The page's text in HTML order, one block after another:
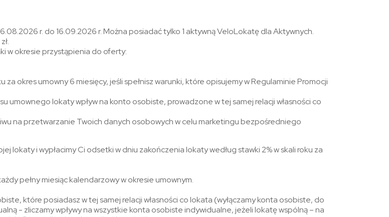
r. do 16.09.2026 r. Można posiadać tylko 1 aktywną VeloLokatę dla Aktywnych.
w okresie przystąpienia do oferty:
okres umowny 6 miesięcy, jeśli spełnisz warunki, które opisujemy w Regulaminie Promocji
umownego lokaty wpływ na konto osobiste, prowadzone w tej samej relacji własności co
na przetwarzanie Twoich danych osobowych w celu marketingu bezpośredniego
lokaty i wypłacimy Ci odsetki w dniu zakończenia lokaty według stawki 2% w skali roku za
pełny miesiąc kalendarzowy w okresie umownym.
które posiadasz w tej samej relacji własności co lokata (wyłączamy konta osobiste, do
- zliczamy wpływy na wszystkie konta osobiste indywidualne, jeżeli lokatę wspólną – na